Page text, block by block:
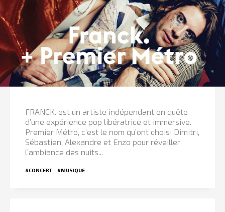
FRANCK. est un artiste indépendant en quête
d’une expérience pop libératrice et immersive.
Premier Métro, c’est le nom qu’ont choisi Dimitri,
Sébastien, Alexandre et Enzo pour réveiller
l’ambiance des nuits...
#CONCERT #MUSIQUE